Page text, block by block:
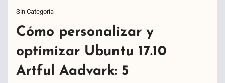
Sin Categoría
Cómo personalizar y
optimizar Ubuntu 17.10
Artful Aadvark: 5